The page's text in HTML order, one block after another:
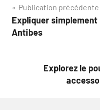
Navigation
de
Publication précédente
Expliquer
Antibes
Explorez le